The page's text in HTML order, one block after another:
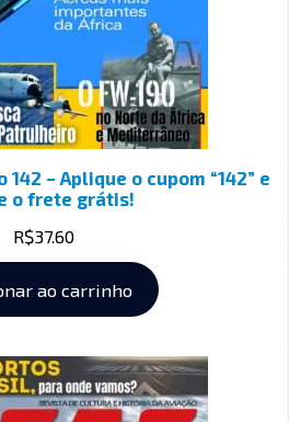
142 – Aplique o cupom “142” e
o frete grátis!
R$37.60
ao carrinho